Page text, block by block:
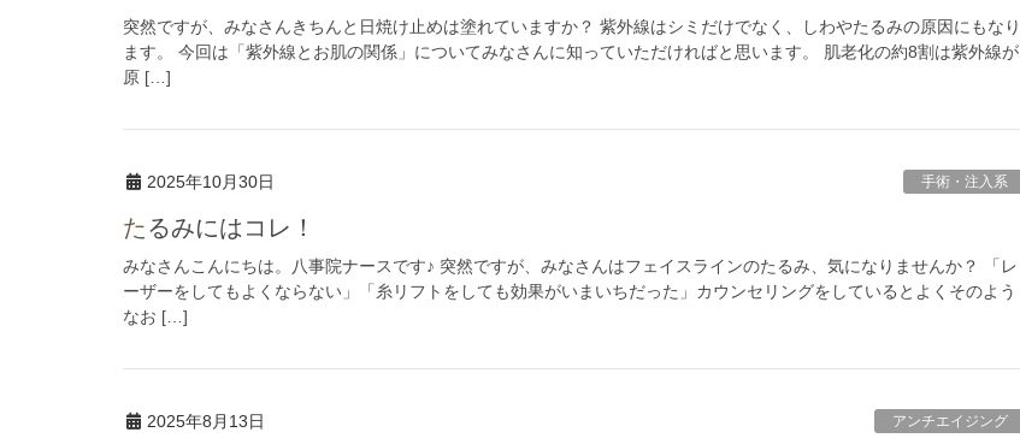
突然ですが、みなさんきちんと日焼け止めは塗れていますか？ 紫外線はシミだけでなく、しわやたるみの原因にもなり
ます。 今回は「紫外線とお肌の関係」についてみなさんに知っていただければと思います。 肌老化の約8割は紫外線が
原 […]
2025年10月30日 手術・注入系
たるみにはコレ！
みなさんこんにちは。八事院ナースです♪ 突然ですが、みなさんはフェイスラインのたるみ、気になりませんか？ 「レ
ーザーをしてもよくならない」「糸リフトをしても効果がいまいちだった」カウンセリングをしているとよくそのよう
なお […]
2025年8月13日 アンチエイジング